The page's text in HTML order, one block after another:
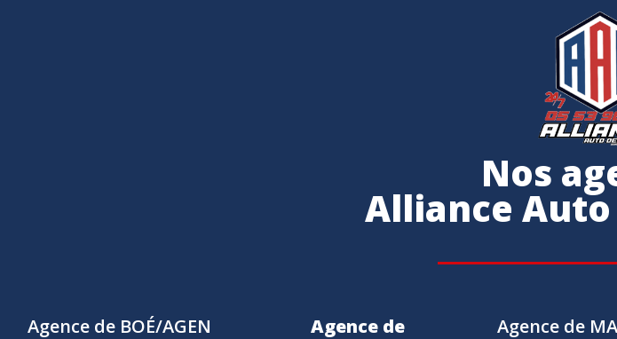
Nos
Alliance
Agence de BOÉ/AGEN
Agence de
Agence de